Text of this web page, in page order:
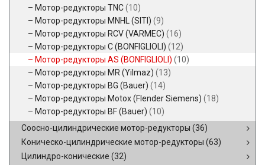
Мотор-редукторы TNC(10)
Мотор-редукторы MNHL (SITI) (9)
Мотор-редукторы RCV (VARMEC) (16)
Мотор-редукторы C (BONFIGLIOLI) (12)
Мотор-редукторы AS (BONFIGLIOLI) (10)
Мотор-редукторы MR (Yilmaz) (13)
Мотор-редукторы BG (Bauer) (14)
Мотор-редукторы Motox (Flender Siemens) (18)
Мотор-редукторы BF (Bauer) (10)
Соосно-цилиндрические мотор-редукторы (36)
Коническо-цилиндрические мотор-редукторы (63)
Цилиндро-конические (32)